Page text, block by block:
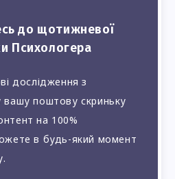
до щотижневої
Психологера
дослідження з
вашу поштову скриньку
на 100%
в будь-який момент